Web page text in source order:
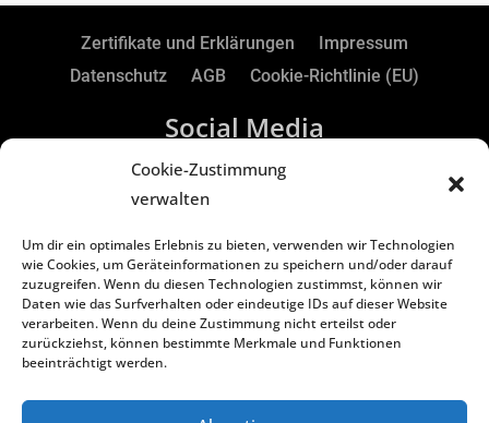
Cookie-Zustimmung
verwalten
Um dir ein optimales Erlebnis zu bieten, verwenden wir Technologien
wie Cookies, um Geräteinformationen zu speichern und/oder darauf
zuzugreifen. Wenn du diesen Technologien zustimmst, können wir
Daten wie das Surfverhalten oder eindeutige IDs auf dieser Website
verarbeiten. Wenn du deine Zustimmung nicht erteilst oder
zurückziehst, können bestimmte Merkmale und Funktionen
beeinträchtigt werden.
Zertifikate und Erklärungen
Impressum
Datenschutz
AGB Cookie-Richtlinie (EU)
Social Media
RTS Electronic GmbH | Borker Str. 88 | 45731
Waltrop | Germany
Copyright©2024 RTS Electronic GmbH
Geschäftsführer: Oliver Vakilzadeh & Lars Kiera